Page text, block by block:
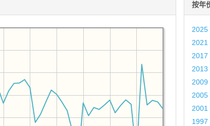
按年
2025
2021
2017
2013
2009
2005
2001
1997